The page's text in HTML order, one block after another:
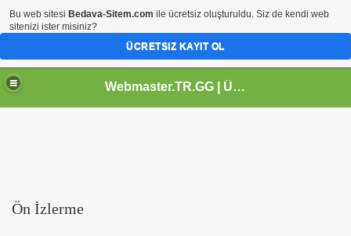
Webmaster.TR.GG | Ücretsiz Webmaster Kaynak Sitesi
Ön İzlerme
Bu web sitesi Bedava-Sitem.com ile ücretsiz oluşturuldu. Siz de kendi web
sitenizi ister misiniz?
ÜCRETSIZ KAYIT OL